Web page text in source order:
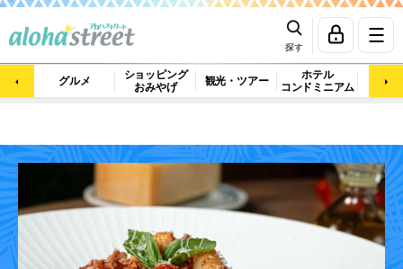
探す
グルメ
ショッピング
おみやげ
観光・ツアー
ホテル
コンドミニアム
マッ